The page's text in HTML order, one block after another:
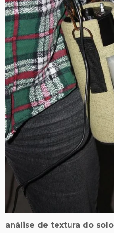
análise de textura do solo